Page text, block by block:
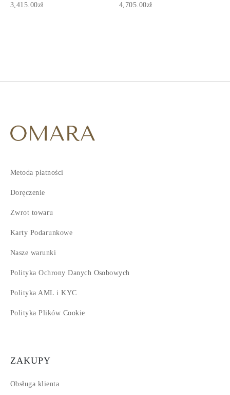
3,415.00zł 4,705.00zł
Metoda płatności
Doręczenie
Zwrot towaru
Karty Podarunkowe
Nasze warunki
Polityka Ochrony Danych Osobowych
Polityka AML i KYC
Polityka Plików Cookie
ZAKUPY
Obsługa klienta